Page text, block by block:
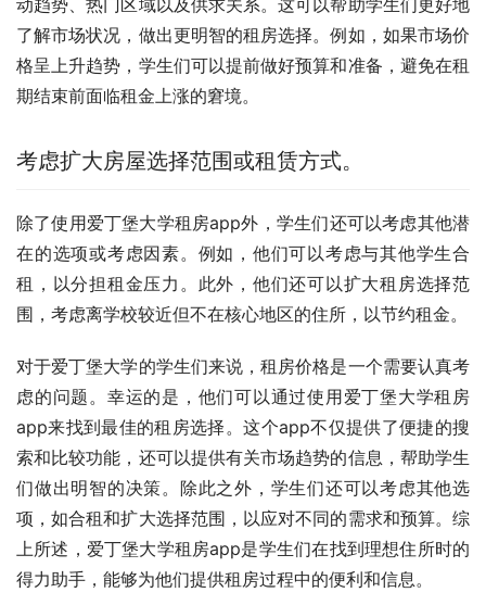
了解市场状况，做出更明智的租房选择。例如，如果市场价
格呈上升趋势，学生们可以提前做好预算和准备，避免在租
期结束前面临租金上涨的窘境。
考虑扩大房屋选择范围或租赁方式。
除了使用爱丁堡大学租房app外，学生们还可以考虑其他潜
在的选项或考虑因素。例如，他们可以考虑与其他学生合
租，以分担租金压力。此外，他们还可以扩大租房选择范
围，考虑离学校较近但不在核心地区的住所，以节约租金。
对于爱丁堡大学的学生们来说，租房价格是一个需要认真考
虑的问题。幸运的是，他们可以通过使用爱丁堡大学租房
app来找到最佳的租房选择。这个app不仅提供了便捷的搜
索和比较功能，还可以提供有关市场趋势的信息，帮助学生
们做出明智的决策。除此之外，学生们还可以考虑其他选
项，如合租和扩大选择范围，以应对不同的需求和预算。综
上所述，爱丁堡大学租房app是学生们在找到理想住所时的
得力助手，能够为他们提供租房过程中的便利和信息。